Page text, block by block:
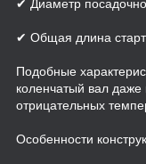
✔ Диаметр
✔ Общая длина
Подобные
коленчатый вал даже
отрицательных
Особенности